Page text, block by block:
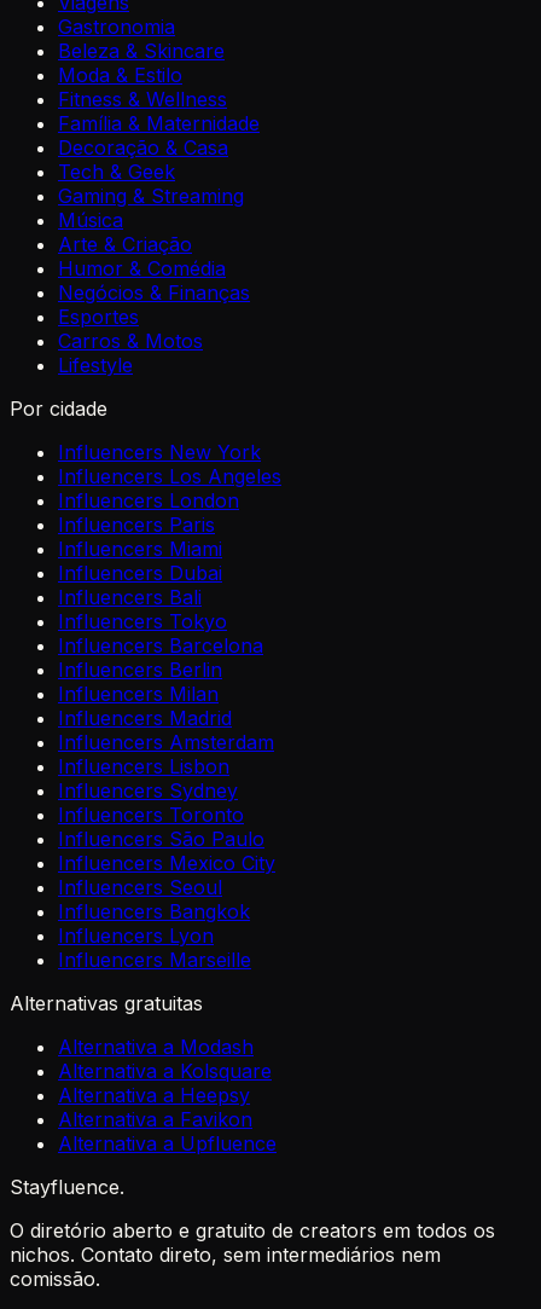
Gastronomia
Beleza & Skincare
Moda & Estilo
Fitness & Wellness
Família & Maternidade
Decoração & Casa
Tech & Geek
Gaming & Streaming
Música
Arte & Criação
Humor & Comédia
Negócios & Finanças
Esportes
Carros & Motos
Lifestyle
Por cidade
Influencers New York
Influencers Los Angeles
Influencers London
Influencers Paris
Influencers Miami
Influencers Dubai
Influencers Bali
Influencers Tokyo
Influencers Barcelona
Influencers Berlin
Influencers Milan
Influencers Madrid
Influencers Amsterdam
Influencers Lisbon
Influencers Sydney
Influencers Toronto
Influencers São Paulo
Influencers Mexico City
Influencers Seoul
Influencers Bangkok
Influencers Lyon
Influencers Marseille
Alternativas gratuitas
Alternativa a Modash
Alternativa a Kolsquare
Alternativa a Heepsy
Alternativa a Favikon
Alternativa a Upfluence
Stayfluence.
O diretório aberto e gratuito de creators em todos os
nichos. Contato direto, sem intermediários nem
comissão.